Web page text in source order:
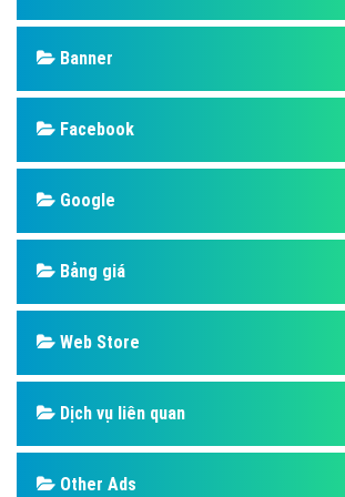
Banner
Facebook
Google
Bảng giá
Web Store
Dịch vụ liên quan
Other Ads